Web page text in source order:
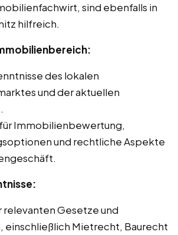
sind ebenfalls in
hilfreich.
des lokalen
und der aktuellen
Immobilienbewertung,
und rechtliche Aspekte
relevanten Gesetze und
einschließlich Mietrecht, Baurecht